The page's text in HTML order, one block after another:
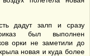
дадут залп и сразу
был выполнен
орки не заметили до
новая и куда более